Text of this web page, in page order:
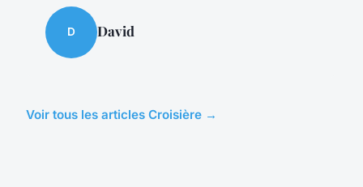
D David
Voir tous les articles Croisière →